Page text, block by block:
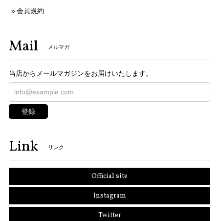
会員規約
Mail メルマガ
当店からメールマガジンをお届けいたします。
登録
Link リンク
Official site
Instagram
Twitter